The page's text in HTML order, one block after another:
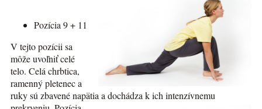
Pozícia 9 + 11
V tejto pozícii sa
môže uvoľniť celé
telo. Celá chrbtica,
ramenný pletenec a
ruky sú zbavené napätia a dochádza k ichintenzívnemu